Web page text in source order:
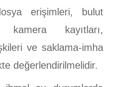
erişimleri, bulut
kamera kayıtları,
ve saklama-imha
değerlendirilmelidir.